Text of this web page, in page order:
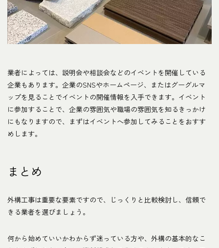
業者によっては、説明会や相談会などのイベントを開催している
企業もあります。企業のSNSやホームページ、またはグーグルマ
ップを見ることでイベントの開催情報を入手できます。イベント
に参加することで、企業の雰囲気や職場の雰囲気を知るきっかけ
にもなりますので、まずはイベントへ参加してみることをおすす
めします。
まとめ
外構工事は重要な要素ですので、じっくりと比較検討し、信頼で
きる業者を選びましょう。
何から始めていいかわからず迷っている方や、外構の基本的なこ